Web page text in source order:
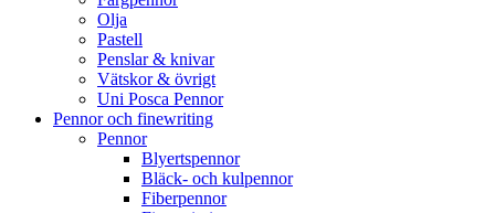
Olja
Pastell
Penslar & knivar
Vätskor & övrigt
Uni Posca Pennor
Pennor och finewriting
Pennor
Blyertspennor
Bläck- och kulpennor
Fiberpennor